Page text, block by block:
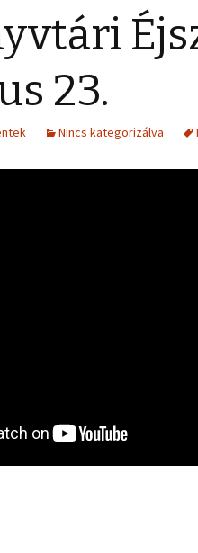
23.
Nincs kategorizálva